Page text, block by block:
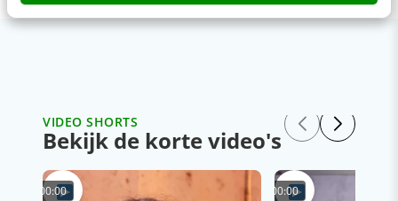
VIDEO SHORTS
Bekijk de korte video's
00:00 00:00